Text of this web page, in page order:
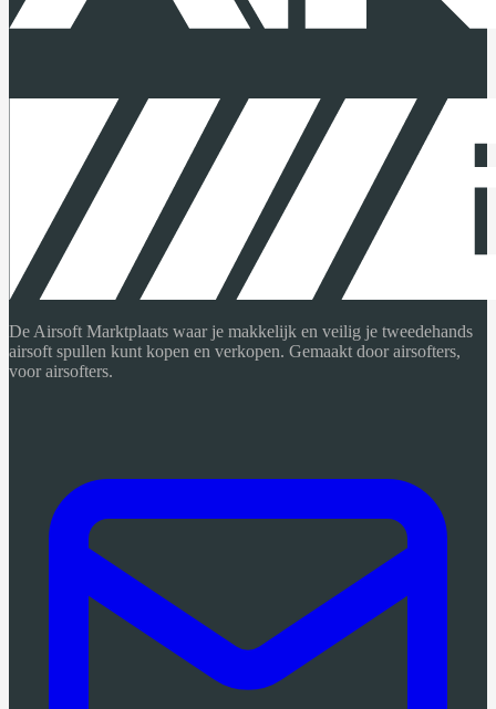
De Airsoft Marktplaats waar je makkelijk en veilig je tweedehands
airsoft spullen kunt kopen en verkopen. Gemaakt door airsofters,
voor airsofters.